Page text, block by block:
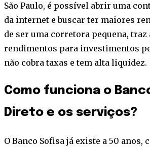
São Paulo, é possível abrir uma
da internet e buscar ter maiores
de ser uma corretora pequena, traz
rendimentos para investimentos
não cobra taxas e tem alta liquidez.
Como funciona o
Direto e os serviços?
O Banco Sofisa já existe a 50 anos,